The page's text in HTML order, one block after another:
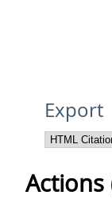
Export